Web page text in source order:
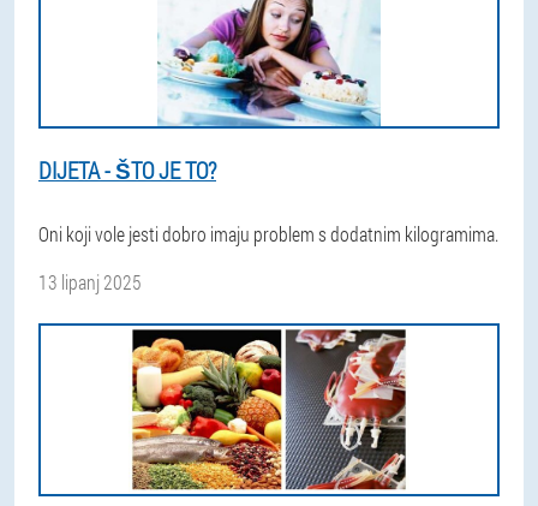
DIJETA - ŠTO JE TO?
Oni koji vole jesti dobro imaju problem s dodatnim kilogramima.
13 lipanj 2025